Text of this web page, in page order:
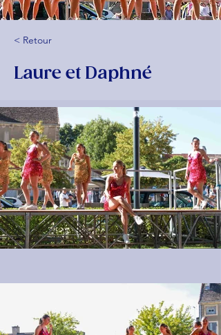
< Retour
Laure et Daphné